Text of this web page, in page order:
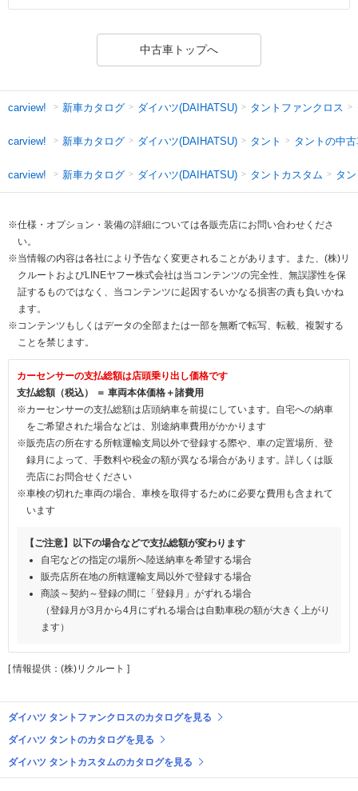
中古車トップへ
carview! 新車カタログ ダイハツ(DAIHATSU) タントファンクロス
carview! 新車カタログ ダイハツ(DAIHATSU) タント タントの中
carview! 新車カタログ ダイハツ(DAIHATSU) タントカスタム タ
※仕様・オプション・装備の詳細については各販売店にお問い合わせくださ
い。
※当情報の内容は各社により予告なく変更されることがあります。また、(株)リ
クルートおよびLINEヤフー株式会社は当コンテンツの完全性、無誤謬性を保
証するものではなく、当コンテンツに起因するいかなる損害の責も負いかね
ます。
※コンテンツもしくはデータの全部または一部を無断で転写、転載、複製する
ことを禁じます。
カーセンサーの支払総額は店頭乗り出し価格です
支払総額（税込） ＝ 車両本体価格＋諸費用
※カーセンサーの支払総額は店頭納車を前提にしています。自宅への納車
をご希望された場合などは、別途納車費用がかかります
※販売店の所在する所轄運輸支局以外で登録する際や、車の定置場所、登
録月によって、手数料や税金の額が異なる場合があります。詳しくは販
売店にお問合せください
※車検の切れた車両の場合、車検を取得するために必要な費用も含まれて
います
【ご注意】以下の場合などで支払総額が変わります
自宅などの指定の場所へ陸送納車を希望する場合
販売店所在地の所轄運輸支局以外で登録する場合
商談～契約～登録の間に「登録月」がずれる場合
（登録月が3月から4月にずれる場合は自動車税の額が大きく上がり
ます）
[ 情報提供：(株)リクルート ]
ダイハツ タントファンクロスのカタログを見る
ダイハツ タントのカタログを見る
ダイハツ タントカスタムのカタログを見る